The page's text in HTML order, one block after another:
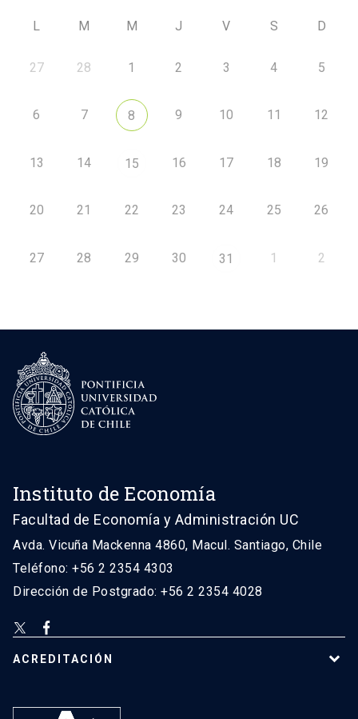
L M M J V S D
27 28 1 2 3 4 5
6 7 8 9 10 11 12
13 14 15 16 17 18 19
20 21 22 23 24 25 26
27 28 29 30 31 1 2
Instituto de Economía
Facultad de Economía y Administración UC
Avda. Vicuña Mackenna 4860, Macul. Santiago, Chile
Teléfono: +56 2 2354 4303
Dirección de Postgrado: +56 2 2354 4028
ACREDITACIÓN